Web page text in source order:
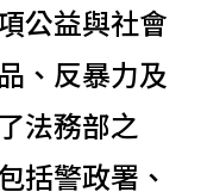
公益與社會
、反暴力及
法務部之
括警政署、